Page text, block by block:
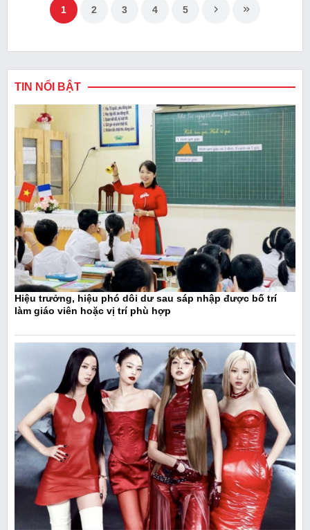
1 2 3 4 5
TIN NỔI BẬT
Hiệu trưởng, hiệu phó dôi dư sau sáp nhập được bố trí
làm giáo viên hoặc vị trí phù hợp